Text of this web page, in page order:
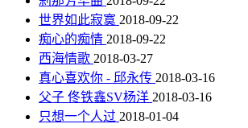
世界如此寂寞 2018-09-22
痴心的痴情 2018-09-22
西海情歌 2018-03-27
真心喜欢你 - 邱永传 2018-03-16
父子 佟铁鑫SV杨洋 2018-03-16
只想一个人过 2018-01-04